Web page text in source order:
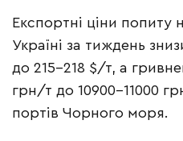
Експортні ціни попиту
Україні за тиждень
до 215-218 $/т, а
грн/т до 10900-11000
портів Чорного моря.